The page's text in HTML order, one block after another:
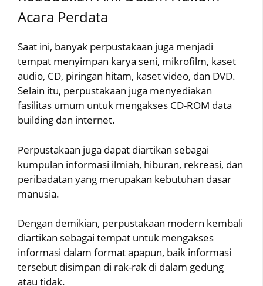
Acara Perdata
Saat ini, banyak perpustakaan juga menjadi
tempat menyimpan karya seni, mikrofilm, kaset
audio, CD, piringan hitam, kaset video, dan DVD.
Selain itu, perpustakaan juga menyediakan
fasilitas umum untuk mengakses CD-ROM data
building dan internet.
Perpustakaan juga dapat diartikan sebagai
kumpulan informasi ilmiah, hiburan, rekreasi, dan
peribadatan yang merupakan kebutuhan dasar
manusia.
Dengan demikian, perpustakaan modern kembali
diartikan sebagai tempat untuk mengakses
informasi dalam format apapun, baik informasi
tersebut disimpan di rak-rak di dalam gedung
atau tidak.